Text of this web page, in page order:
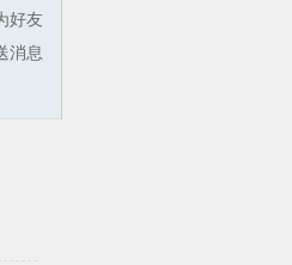
好友
消息